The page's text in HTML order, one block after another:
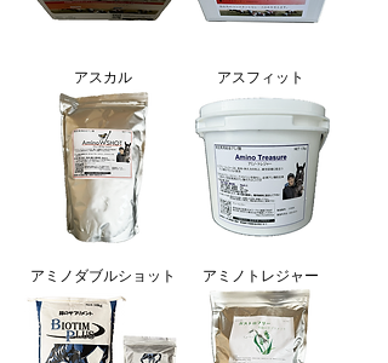
アスカル アスフィット
アミノダブルショット アミノトレジャー